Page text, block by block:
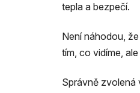
tepla a bezpečí.
Není náhodou,
tím, co vidíme,
Správně zvolená